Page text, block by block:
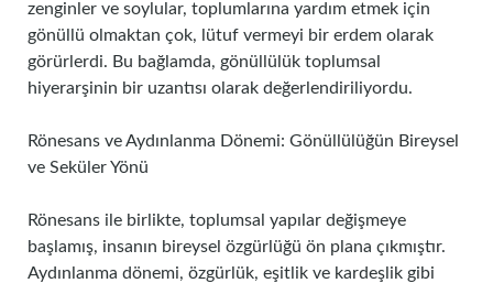
zenginler ve soylular, toplumlarına yardım etmek için
gönüllü olmaktan çok, lütuf vermeyi bir erdem olarak
görürlerdi. Bu bağlamda, gönüllülük toplumsal
hiyerarşinin bir uzantısı olarak değerlendiriliyordu.
Rönesans ve Aydınlanma Dönemi: Gönüllülüğün Bireysel
ve Seküler Yönü
Rönesans ile birlikte, toplumsal yapılar değişmeye
başlamış, insanın bireysel özgürlüğü ön plana çıkmıştır.
Aydınlanma dönemi, özgürlük, eşitlik ve kardeşlik gibi